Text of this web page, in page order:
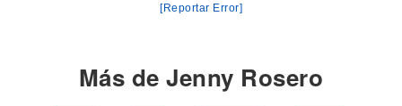
[Reportar Error]
Más de Jenny Rosero